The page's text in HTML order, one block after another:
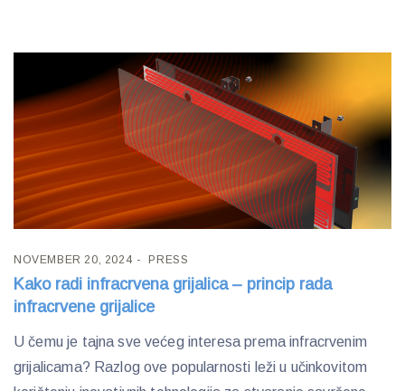
NOVEMBER 20, 2024 PRESS
Kako radi infracrvena grijalica – princip rada
infracrvene grijalice
U čemu je tajna sve većeg interesa prema infracrvenim
grijalicama? Razlog ove popularnosti leži u učinkovitom